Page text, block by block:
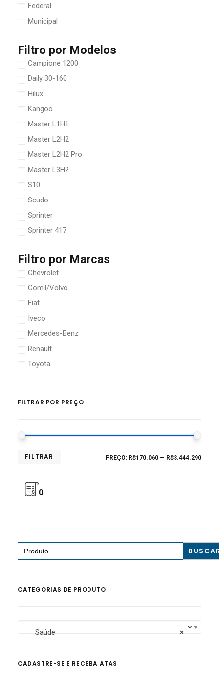
Federal
Municipal
Filtro por Modelos
Campione 1200
Daily 30-160
Hilux
Kangoo
Master L1H1
Master L2H2
Master L2H2 Pro
Master L3H2
S10
Scudo
Sprinter
Sprinter 417
Filtro por Marcas
Chevrolet
Comil/Volvo
Fiat
Iveco
Mercedes-Benz
Renault
Toyota
FILTRAR POR PREÇO
FILTRAR PREÇO: R$170.060 — R$3.444.290
0
Search
for:
CATEGORIAS DE PRODUTO
×
Saúde
CADASTRE-SE E RECEBA ATAS